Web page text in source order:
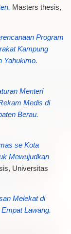
Masters thesis,
Program
Kampung
Yahukimo.
Menteri
Medis di
Berau.
se Kota
Mewujudkan
Universitas
Melekat di
Lawang.